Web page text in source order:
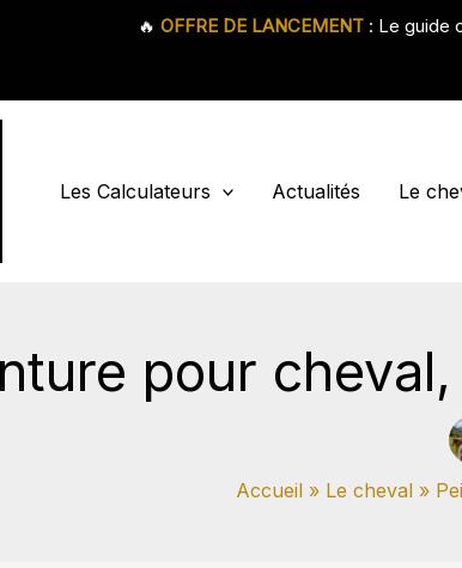
Les Calculateurs
Actualités Le
pour
Accueil Le cheval
🔥 OFFRE DE LANCEMENT : Le guide